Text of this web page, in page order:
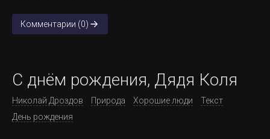
Комментарии (0)
С днём рождения, Дядя Коля
Николай Дроздов Природа Хорошие люди
Текст
День рождения